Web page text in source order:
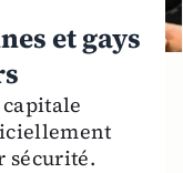
et gays
sécurité.